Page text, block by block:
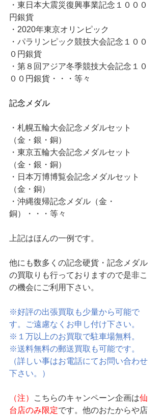
・東日本大震災復興事業記念１０００
円銀貨
・2020年東京オリンピック
・パラリンピック競技大会記念１００
０円銀貨
・第８回アジア冬季競技大会記念１０
００円銀貨・・・等々
記念メダル
・札幌五輪大会記念メダルセット
（金・銀・銅）
・東京五輪大会記念メダルセット
（金・銀・銅）
・日本万博博覧会記念メダルセット
（金・銅）
・沖縄復帰記念メダル（金・
銅）・・・等々
上記はほんの一例です。
他にも数多くの記念硬貨・記念メダル
の買取りも行っておりますので是非こ
の機会にご利用下さい。
※好評の出張買取も少量から可能で
す。ご遠慮なくお申し付け下さい。
※１万以上のお買取で駐車場無料。
※送料無料の郵送買取も可能です。
（詳しい事はお電話にてお問い合わせ
下さい。）
（注） こちらのキャンペーン企画は仙
台店のみ限定です。他のおたからや店